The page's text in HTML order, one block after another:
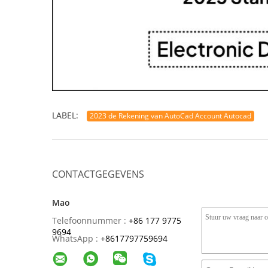
LABEL: 2023 de Rekening van AutoCad Account Autocad
CONTACTGEGEVENS
Mao
Telefoonnummer : +86 177 9775
9694
WhatsApp : +8617797759694